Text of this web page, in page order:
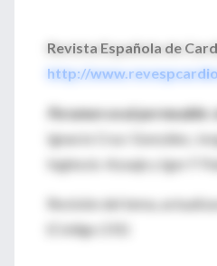
Revista Española de
http://
Foramen oval permeable:
Ignacio Cruz-González,
Inglessis-Azuaje y Igor F
Revisión del tema,
(Código 231)